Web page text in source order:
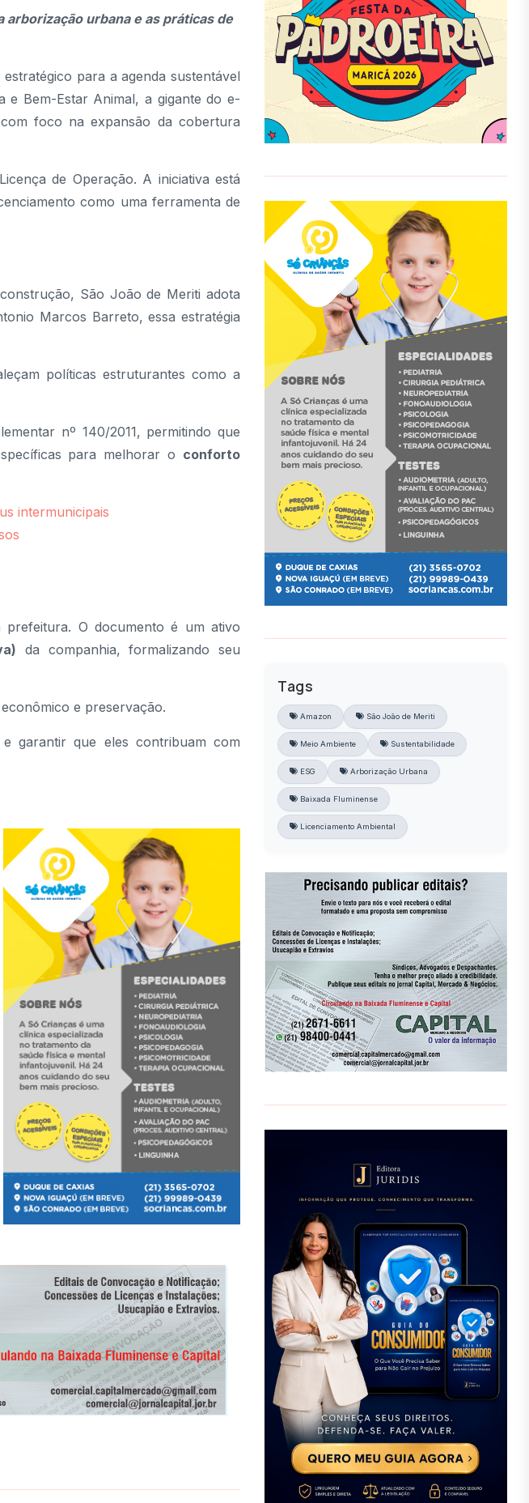
urbana e as práticas de
para a agenda sustentável
e Bem-Estar Animal, a gigante do e-
foco na expansão da cobertura
de Operação. A iniciativa está
como uma ferramenta de
São João de Meriti adota
Marcos Barreto, essa estratégia
políticas estruturantes como a
nº 140/2011, permitindo que
para melhorar o conforto
intermunicipais
prefeitura. O documento é um ativo
da companhia, formalizando seu
e preservação.
garantir que eles contribuam com
Tags
Amazon São João de Meriti
Meio Ambiente Sustentabilidade
ESG Arborização Urbana
Baixada Fluminense
Licenciamento Ambiental